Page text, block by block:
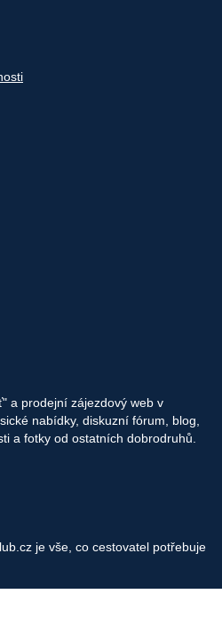
a prodejní zájezdový web v
nabídky, diskuzní fórum, blog,
a fotky od ostatních dobrodruhů.
je vše, co cestovatel potřebuje